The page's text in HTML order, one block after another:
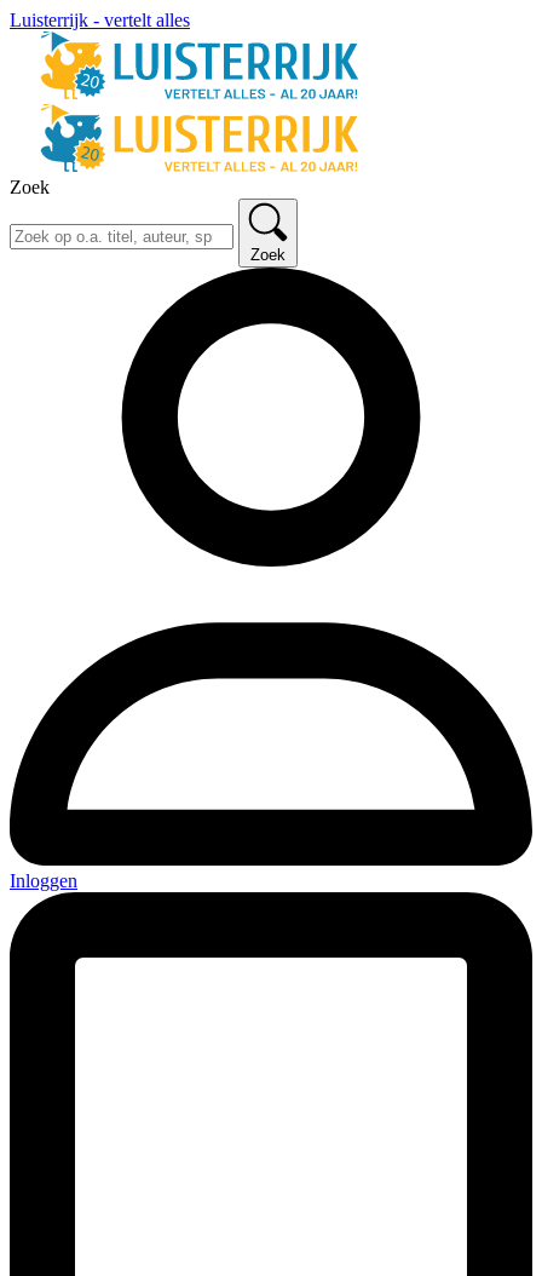
Luisterrijk - vertelt alles
Zoek
Zoek
Inloggen